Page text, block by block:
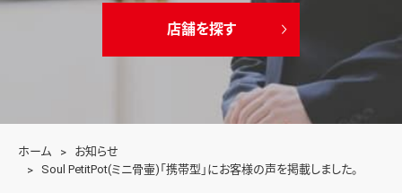
ホーム
お知らせ
Soul PetitPot(ミニ骨壷)「携帯型」にお客様の声を掲載しました。
店舗を探す